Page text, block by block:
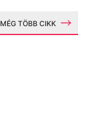
MÉG TÖBB CIKK